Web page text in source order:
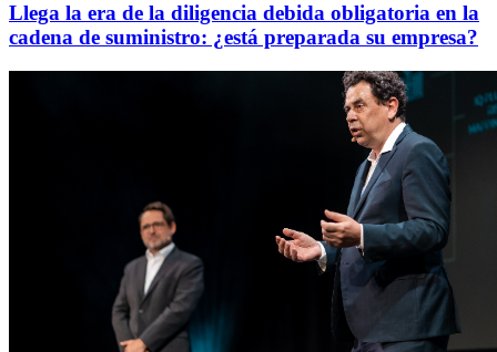
Llega la era de la diligencia debida obligatoria en la
cadena de suministro: ¿está preparada su empresa?